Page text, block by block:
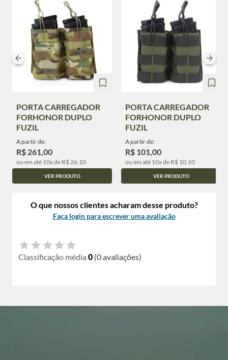
PORTA CARREGADOR
FORHONOR DUPLO
FUZIL
A partir de:
R$ 261,00
ou em até 10x de R$ 26,10
VER PRODUTO
PORTA CARREGADOR
FORHONOR DUPLO
FUZIL
A partir de:
R$ 101,00
ou em até 10x de R$ 10,10
VER PRODUTO
O que nossos clientes acharam desse produto?
Faça login para escrever uma avaliação
Classificação média 0 (0 avaliações)